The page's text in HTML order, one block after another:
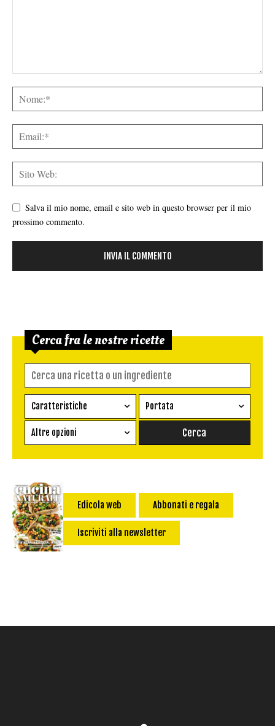
Salva il mio nome, email e sito web in questo browser per il mio
prossimo commento.
Cerca fra le nostre ricette
Caratteristiche
Ricetta vegetariana
Senza glutine
senza uova
Vegan
Portata
Conserva
Pane
Primo
Salsa
Altre opzioni
Impatto Glicemico:
Calorie max (kcal):
Edicola web Abbonati e regala
Iscriviti alla newsletter